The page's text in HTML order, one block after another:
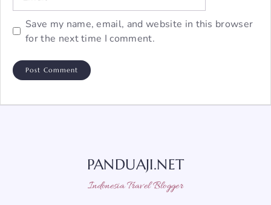
Save my name, email, and website in this browser
for the next time I comment.
PANDUAJI.NET
Indonesia Travel Blogger